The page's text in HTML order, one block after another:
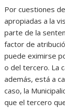
Por cuestiones
apropiadas a la
parte de la
factor de
puede eximirse
o del tercero. La
además, está a
caso, la
que el tercero